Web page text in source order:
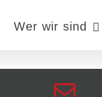
Wer wir sind